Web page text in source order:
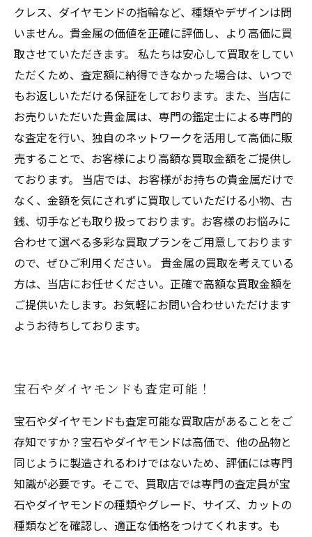
クレス、ダイヤモンドの指輪など、種類やデザインは問
いません。貴金属の価値を正確に評価し、より高価に買
取させていただきます。 私たちは安心して買取をしてい
ただくため、査定額に納得できなかった場合は、いつで
もお返しいただける保証をしております。また、当店に
お売りいただいた貴金属は、専門の鑑定士による専門的
な査定を行い、独自のネットワークを活用して高価に販
売することで、お客様により高額な買取金額をご提供し
ております。 当店では、お客様がお持ちの貴金属だけで
なく、金額を気にされずに買取していただける小物、古
銭、切手なども取り扱っております。お客様のお悩みに
合わせて選べる多彩な買取プランをご用意しております
ので、ぜひご利用ください。 貴金属の買取を考えている
方は、当店にお任せください。正確で高額な買取金額を
ご提供いたします。お気軽にお問い合わせいただけます
ようお待ちしております。
宝石やダイヤモンドも査定可能！
宝石やダイヤモンドも査定可能な買取店があることをご
存知ですか？宝石やダイヤモンドは高価で、他の品物と
同じように製造されるわけではないため、評価には専門
知識が必要です。そこで、買取店では専門の査定員が宝
石やダイヤモンドの種類やグレード、サイズ、カットの
種類などを確認し、適正な価格をつけてくれます。も